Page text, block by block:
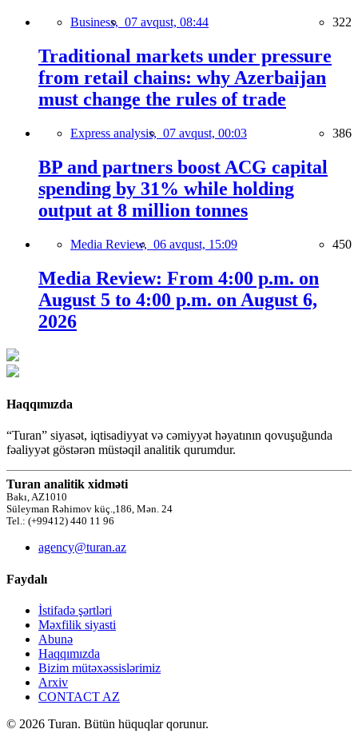
Business, 07 avqust, 08:44 322
Traditional markets under pressure
from retail chains: why Azerbaijan
must change the rules of trade
Express analysis, 07 avqust, 00:03 386
BP and partners boost ACG capital
spending by 31% while holding
output at 8 million tonnes
Media Review, 06 avqust, 15:09 450
Media Review: From 4:00 p.m. on
August 5 to 4:00 p.m. on August 6,
2026
Haqqımızda
“Turan” siyasət, iqtisadiyyat və cəmiyyət həyatının qovuşuğunda
fəaliyyət göstərən müstəqil analitik qurumdur.
Turan analitik xidməti
Bakı, AZ1010
Süleyman Rəhimov küç.,186, Mən. 24
Tel.: (+99412) 440 11 96
agency@turan.az
Faydalı
İstifadə şərtləri
Məxfilik siyasti
Abunə
Haqqımızda
Bizim mütəxəssislərimiz
Arxiv
CONTACT AZ
© 2026 Turan. Bütün hüquqlar qorunur.